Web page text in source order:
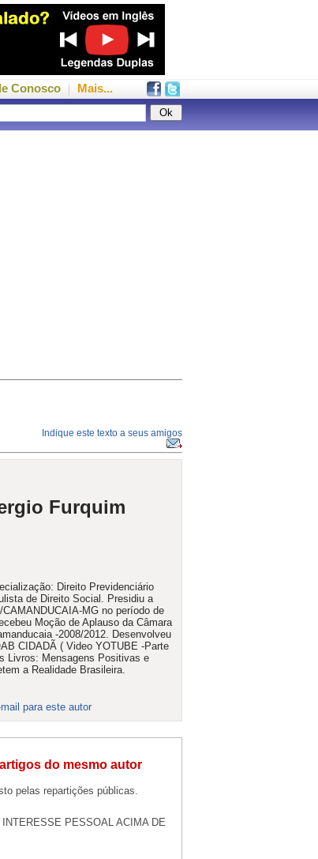
Conosco Mais...
Indique este texto a seus amigos
Furquim
Direito Previdenciário
de Direito Social. Presidiu a
MG no período de
Moção de Aplauso da Câmara
-2008/2012. Desenvolveu
CIDADÃ ( Video YOTUBE -Parte
Livros: Mensagens Positivas e
a Realidade Brasileira.
para este autor
do mesmo autor
pelas repartições públicas.
INTERESSE PESSOAL ACIMA DE